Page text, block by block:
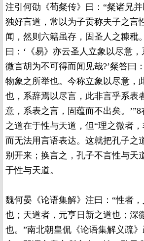
注引何劭《荀粲传》曰：“粲诸兄
独好言道，常以为子贡称夫子之言
闻，然则六籍虽存，固圣人之糠秕
曰：‘《易》亦云圣人立象以尽意
微言胡为不可得而闻见哉?’粲答曰
物象之所举也。今称立象以尽意，
也，系辞焉以尽言，此非言乎系表
意，系表之言，固蕴而不出矣。
之道在于性与天道，但“理之微者，
而无法用言语表达。这就把孔子之
别开来；换言之，孔子不言性与天
于性与天道。
魏何晏《论语集解》注曰：“性者
也；天道者，元亨日新之道也；深
也。”南北朝皇侃《论语集解义疏》